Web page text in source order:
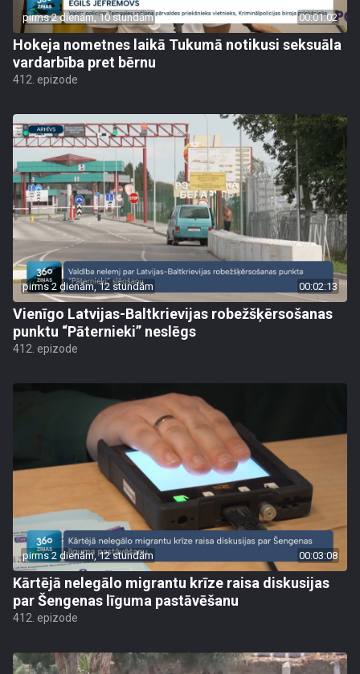
pirms 2 dienām, 10 stundām 00:01:02
Hokeja nometnes laikā Tukumā notikusi seksuāla
vardarbība pret bērnu
412. epizode
pirms 2 dienām, 12 stundām 00:02:13
Vienīgo Latvijas-Baltkrievijas robežšķērsošanas
punktu “Pāternieki” neslēgs
412. epizode
pirms 2 dienām, 12 stundām 00:03:08
Kārtējā nelegālo migrantu krīze raisa diskusijas
par Šengenas līguma pastāvēšanu
412. epizode